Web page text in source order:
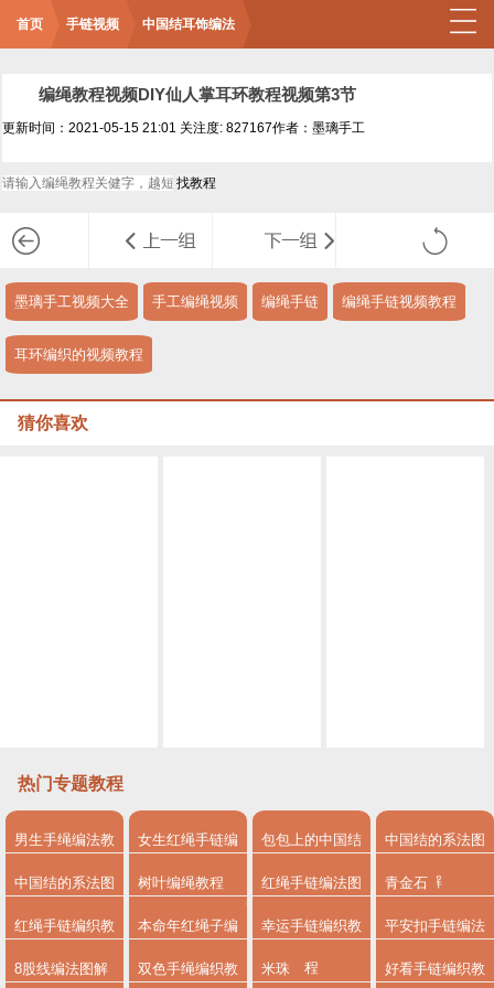
首页 手链视频 中国结耳饰编法
编绳教程视频DIY仙人掌耳环教程视频第3节
更新时间：2021-05-15 21:01 关注度: 827167作者：墨璃手工
墨璃手工视频大全 手工编绳视频 编绳手链 编绳手链视频教程
耳环编织的视频教程
猜你喜欢
热门专题教程
男生手绳编法教
程
女生红绳手链编
法
包包上的中国结
系法图解
中国结的系法图
解
中国结的系法图
解，分享简单易
学的编绳入门制
树叶编绳教程 红绳手链编法图
解
青金石
红绳手链编织教
程
本命年红绳子编
法
幸运手链编织教
程
平安扣手链编法
8股线编法图解 双色手绳编织教 米珠 好看手链编织教